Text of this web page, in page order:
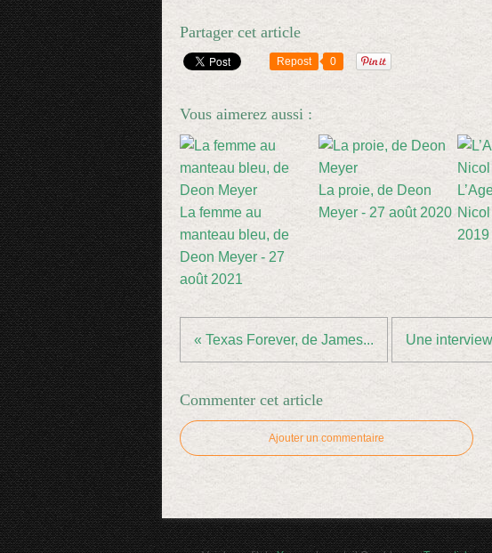
Partager cet article
Repost 0
Vous aimerez aussi :
La femme au
manteau bleu, de
Deon Meyer - 27
août 2021
La proie, de Deon
Meyer - 27 août 2020
2019
« Texas Forever, de James... Une
Commenter cet article
Ajouter un commentaire